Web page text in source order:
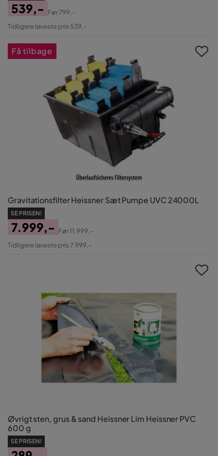
Pris
539,-
Original
Før799,-
Tidligere laveste pris 539,-
Gravitationsfilter Heissner Sæt Pumpe UVC 24000L
SE PRISEN!
Pris
7.999,-
Original
Før11.999,-
Tidligere laveste pris 7.999,-
Få tilbage
Øvrigt sten, grus & sand Heissner Lim Heissner PVC
600 g
SE PRISEN!